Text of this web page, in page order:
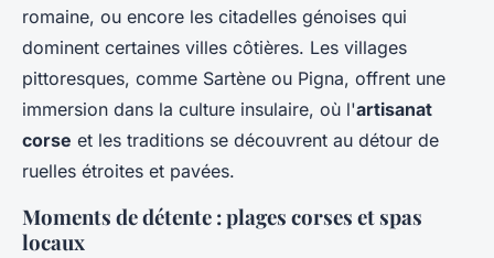
romaine, ou encore les citadelles génoises qui
dominent certaines villes côtières. Les villages
pittoresques, comme Sartène ou Pigna, offrent une
immersion dans la culture insulaire, où l'artisanat
corse et les traditions se découvrent au détour de
ruelles étroites et pavées.
Moments de détente : plages corses et spas
locaux